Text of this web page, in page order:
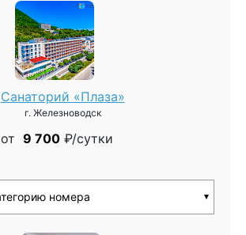
Санаторий «Плаза»
г. Железноводск
от 9 700 ₽/сутки